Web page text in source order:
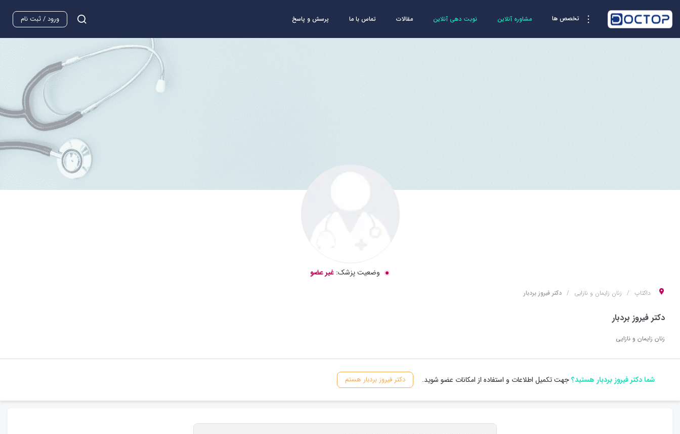
تخصص ها مشاوره آنلاین نوبت دهی آنلاین مقالات تماس با ما پرسش و پاسخ ورود / ثبت نام
وضعیت پزشک: غیر عضو
داکتاپ زنان زایمان و نازایی دکتر فیروز بردبار
دکتر فیروز بردبار
زنان زایمان و نازایی
شما دکتر فیروز بردبار هستید؟جهت تکمیل اطلاعات و استفاده از امکانات عضو شوید. دکتر فیروز بردبار هستم